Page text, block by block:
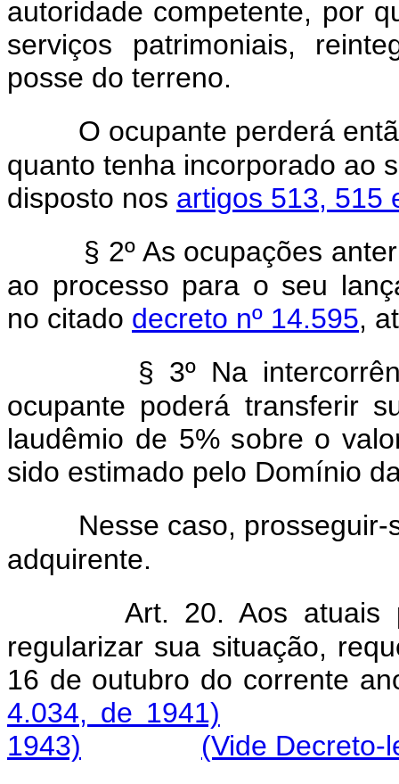
autoridade competente, por
serviços patrimoniais,
posse do terreno.
O ocupante perderá
quanto tenha incorporado ao
disposto nos artigos 513, 515
§ 2º As ocupações
ao processo para o seu
no citado decreto nº 14.595,
§ 3º Na
ocupante poderá transferir
laudêmio de 5% sobre o
sido estimado pelo Domínio
Nesse caso,
adquirente.
Art. 20. Aos atuais
regularizar sua situação,
16 de outubro do
4.034, de 1941)
1943)
(Vide Decreto-